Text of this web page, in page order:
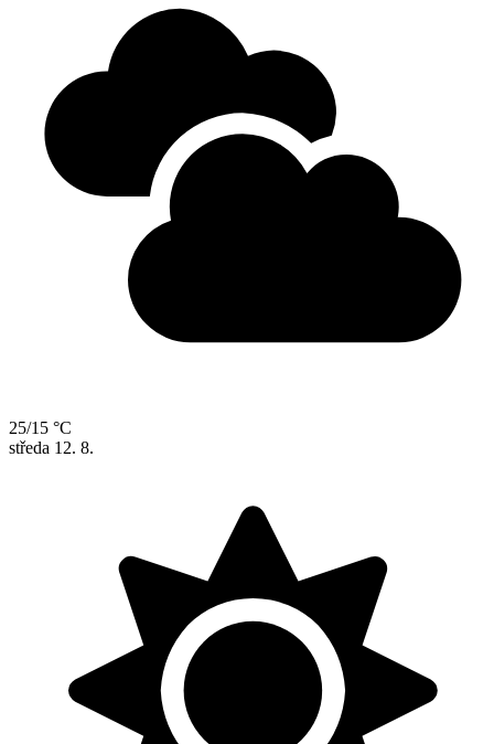
25/15 °C
středa 12. 8.